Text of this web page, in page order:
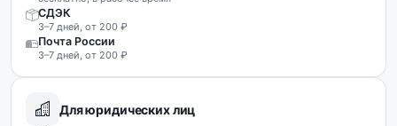
СДЭК
3–7 дней, от 200 ₽
Почта России
3–7 дней, от 200 ₽
Для юридических лиц